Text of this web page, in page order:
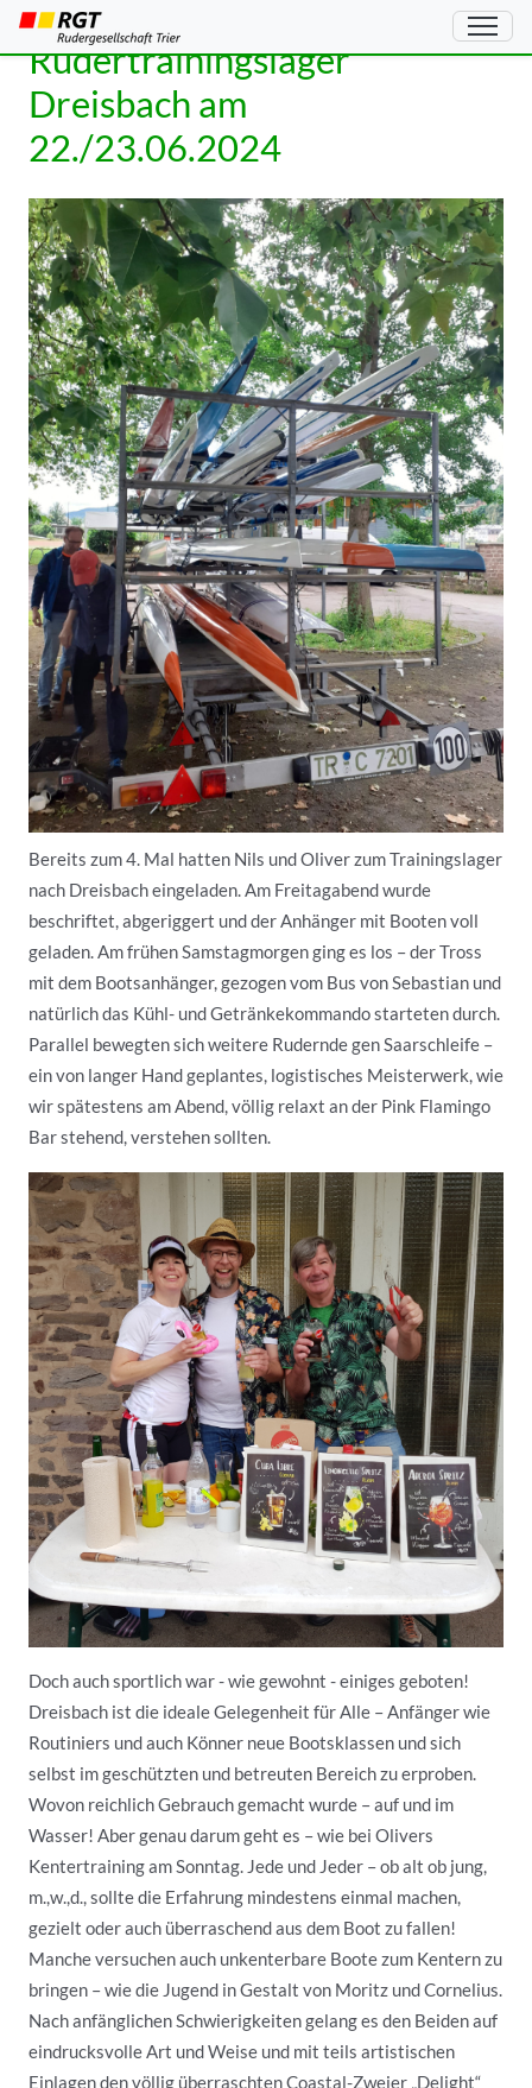
Rudertrainingslager
Dreisbach am
22./23.06.2024
Bereits zum 4. Mal hatten Nils und Oliver zum Trainingslager
nach Dreisbach eingeladen. Am Freitagabend wurde
beschriftet, abgeriggert und der Anhänger mit Booten voll
geladen. Am frühen Samstagmorgen ging es los – der Tross
mit dem Bootsanhänger, gezogen vom Bus von Sebastian und
natürlich das Kühl- und Getränkekommando starteten durch.
Parallel bewegten sich weitere Rudernde gen Saarschleife –
ein von langer Hand geplantes, logistisches Meisterwerk, wie
wir spätestens am Abend, völlig relaxt an der Pink Flamingo
Bar stehend, verstehen sollten.
Doch auch sportlich war - wie gewohnt - einiges geboten!
Dreisbach ist die ideale Gelegenheit für Alle – Anfänger wie
Routiniers und auch Könner neue Bootsklassen und sich
selbst im geschützten und betreuten Bereich zu erproben.
Wovon reichlich Gebrauch gemacht wurde – auf und im
Wasser! Aber genau darum geht es – wie bei Olivers
Kentertraining am Sonntag. Jede und Jeder – ob alt ob jung,
m.,w.,d., sollte die Erfahrung mindestens einmal machen,
gezielt oder auch überraschend aus dem Boot zu fallen!
Manche versuchen auch unkenterbare Boote zum Kentern zu
bringen – wie die Jugend in Gestalt von Moritz und Cornelius.
Nach anfänglichen Schwierigkeiten gelang es den Beiden auf
eindrucksvolle Art und Weise und mit teils artistischen
Einlagen den völlig überraschten Coastal-Zweier „Delight“